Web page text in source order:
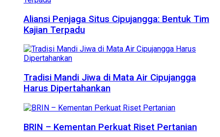
Aliansi Penjaga Situs Cipujangga: Bentuk Tim
Kajian Terpadu
Tradisi Mandi Jiwa di Mata Air Cipujangga
Harus Dipertahankan
BRIN – Kementan Perkuat Riset Pertanian